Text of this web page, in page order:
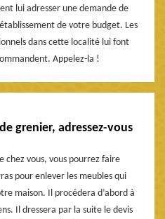
lui adresser une demande de
de votre budget. Les
dans cette localité lui font
Appelez-la !
grenier, adressez-vous
chez vous, vous pourrez faire
pour enlever les meubles qui
maison. Il procédera d’abord à
Il dressera par la suite le devis